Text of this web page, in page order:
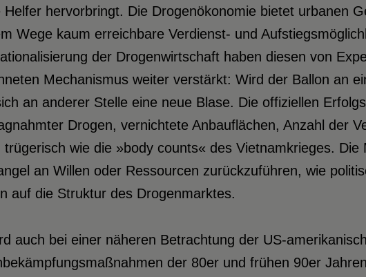
Helfer hervorbringt. Die Drogenökonomie bietet urbanen
Wege kaum erreichbare Verdienst- und
der Drogenwirtschaft haben diesen von
Mechanismus weiter verstärkt: Wird der Ballon an
an anderer Stelle eine neue Blase. Die offiziellen
Drogen, vernichtete Anbauflächen, Anzahl der
trügerisch wie die »body counts« des Vietnamkrieges.
an Willen oder Ressourcen zurückzuführen, wie
auf die Struktur des Drogenmarktes.
auch bei einer näheren Betrachtung der US-
der 80er und frühen 90er